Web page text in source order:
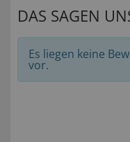
DAS SAGEN
Es liegen keine
vor.